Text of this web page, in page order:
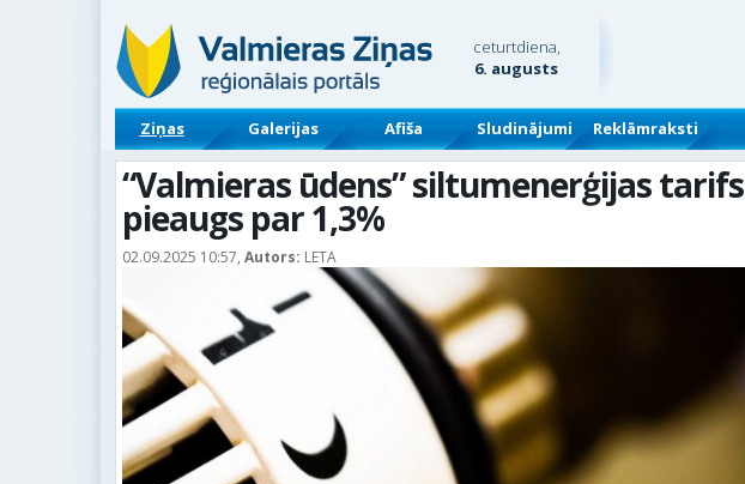
ceturtdiena,
6. augusts
Ziņas Galerijas Afiša Sludinājumi Reklāmraksti
“Valmieras ūdens” siltumenerģijas tarifs
pieaugs par 1,3%
02.09.2025 10:57, Autors: LETA